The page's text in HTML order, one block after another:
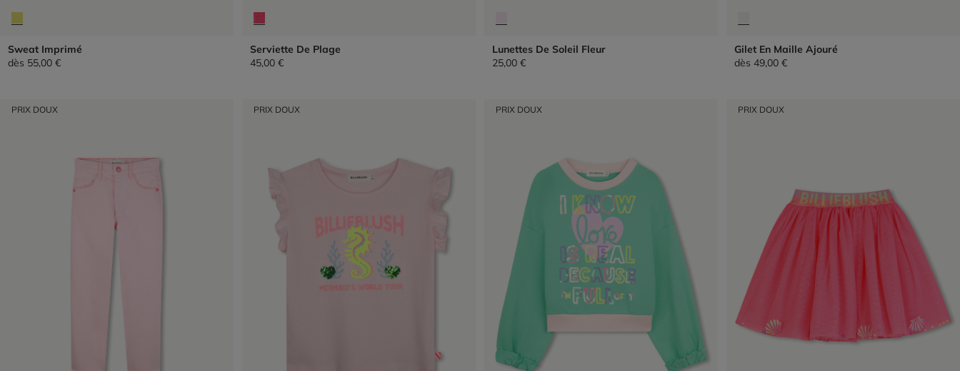
Sweat Imprimé
dès 55,00 €
Serviette De Plage
45,00 €
Lunettes De Soleil Fleur
25,00 €
Gilet En Maille Ajouré
dès 49,00 €
PRIX DOUX PRIX DOUX PRIX DOUX PRIX DOUX